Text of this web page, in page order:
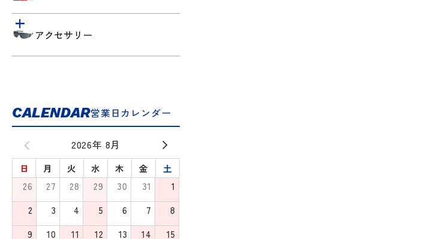
アクセサリー
CALENDAR営業日カレンダー
2026年 8月
日 月 火 水 木 金
土
26
27 28 29 30 31
1
2
3 4 5 6 7
8
9
10 11 12 13 14
15